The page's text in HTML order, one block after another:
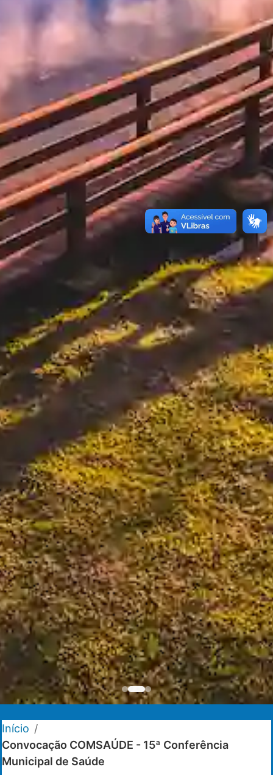
Início /
Convocação COMSAÚDE - 15ª Conferência
Municipal de Saúde